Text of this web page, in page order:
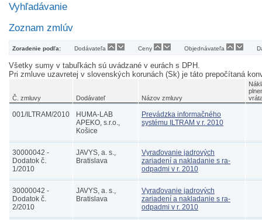
Vyhľadávanie
Zoznam zmlúv
Zoradenie podľa: Dodávateľa Ceny Objednávateľa
Všetky sumy v tabuľkách sú uvádzané v eurách s DPH.
Pri zmluve uzavretej v slovenských korunách (Sk) je táto prepočítaná
Č. zmluvy Dodávateľ Názov zmluvy
001/ILTRAM/2010
HUMA-LAB
APEKO, s.r.o.,
Košice
Prevádzka informačného
systému ILTRAM v r. 2010
30000042 -
Dodatok č.
1/2010
JAVYS, a. s.,
Bratislava
Vyraďovanie jadrových
zariadení a nakladanie s ra-
odpadmi v r. 2010
30000042 -
Dodatok č.
2/2010
JAVYS, a. s.,
Bratislava
Vyraďovanie jadrových
zariadení a nakladanie s ra-
odpadmi v r. 2010